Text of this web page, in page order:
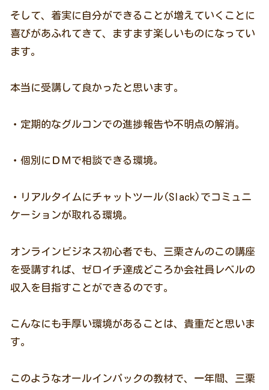
そして、着実に自分ができることが増えていくことに
喜びがあふれてきて、ますます楽しいものになってい
ます。
本当に受講して良かったと思います。
・定期的なグルコンでの進捗報告や不明点の解消。
・個別にＤＭで相談できる環境。
・リアルタイムにチャットツール(Slack)でコミュニ
ケーションが取れる環境。
オンラインビジネス初心者でも、三栗さんのこの講座
を受講すれば、ゼロイチ達成どころか会社員レベルの
収入を目指すことができるのです。
こんなにも手厚い環境があることは、貴重だと思いま
す。
このようなオールインパックの教材で、一年間、三栗